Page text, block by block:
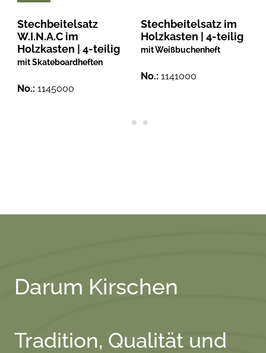
Stechbeitelsatz
W.I.N.A.C im
Holzkasten | 4-teilig
mit Skateboardheften
No.: 1145000
Stechbeitelsatz im
Holzkasten | 4-teilig
mit Weißbuchenheft
No.: 1141000
Darum Kirschen
Tradition, Qualität und